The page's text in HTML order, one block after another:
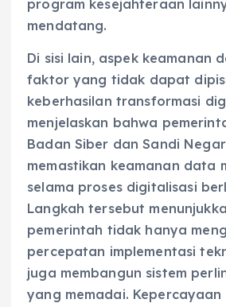
program kesejahteraan
mendatang.
Di sisi lain, aspek keamanan
faktor yang tidak dapat
keberhasilan transformasi
menjelaskan bahwa
Badan Siber dan Sandi
memastikan keamanan data
selama proses digitalisasi
Langkah tersebut
pemerintah tidak hanya
percepatan implementasi
juga membangun sistem
yang memadai. Kepercayaan